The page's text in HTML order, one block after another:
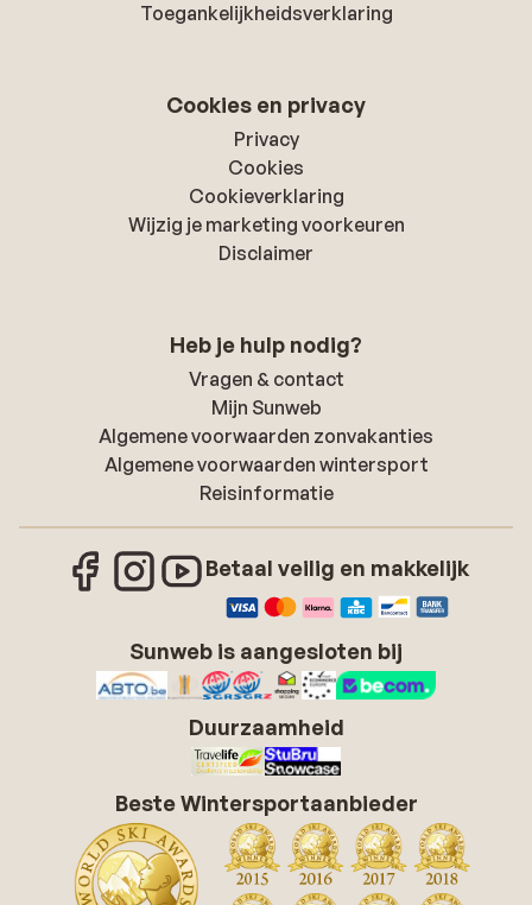
Toegankelijkheidsverklaring
Cookies en privacy
Privacy
Cookies
Cookieverklaring
Wijzig je marketing voorkeuren
Disclaimer
Heb je hulp nodig?
Vragen & contact
Mijn Sunweb
Algemene voorwaarden zonvakanties
Algemene voorwaarden wintersport
Reisinformatie
Betaal veilig en makkelijk
Sunweb is aangesloten bij
Duurzaamheid
Beste Wintersportaanbieder